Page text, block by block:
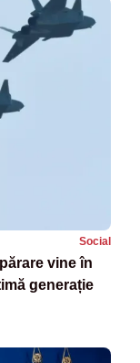
Social
vine în
generație